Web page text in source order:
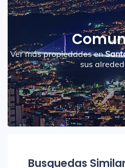
Ver más propiedades en
sus
Busquedas